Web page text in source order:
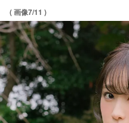
( 画像7/11 )